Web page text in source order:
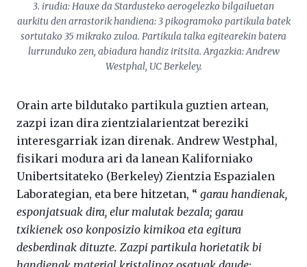
3. irudia: Hauxe da Stardusteko aerogelezko bilgailuetan
aurkitu den arrastorik handiena: 3 pikogramoko partikula batek
sortutako 35 mikrako zuloa. Partikula talka egitearekin batera
lurrunduko zen, abiadura handiz iritsita. Argazkia: Andrew
Westphal, UC Berkeley.
Orain arte bildutako partikula guztien artean,
zazpi izan dira zientzialarientzat bereziki
interesgarriak izan direnak. Andrew Westphal,
fisikari modura ari da lanean Kaliforniako
Unibertsitateko (Berkeley) Zientzia Espazialen
Laborategian, eta bere hitzetan, “ garau handienak,
esponjatsuak dira, elur malutak bezala; garau
txikienek oso konposizio kimikoa eta egitura
desberdinak dituzte. Zazpi partikula horietatik bi